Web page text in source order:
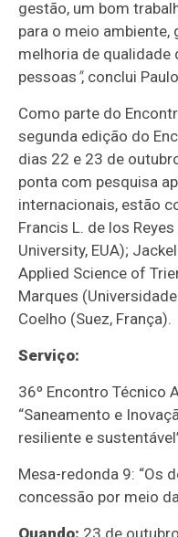
gestão, um bom
para o meio ambiente,
melhoria de qualidade
pessoas ", conclui
Como parte do
segunda edição do
dias 22 e 23 de
ponta com pesquisa
internacionais, estão
Francis L. de los
University, EUA);
Applied Science of
Marques
Coelho (Suez, França).
Serviço:
36º Encontro Técnico
“Saneamento e
resiliente e
Mesa-redonda 9: “Os
concessão por meio da
Quando: 23 de